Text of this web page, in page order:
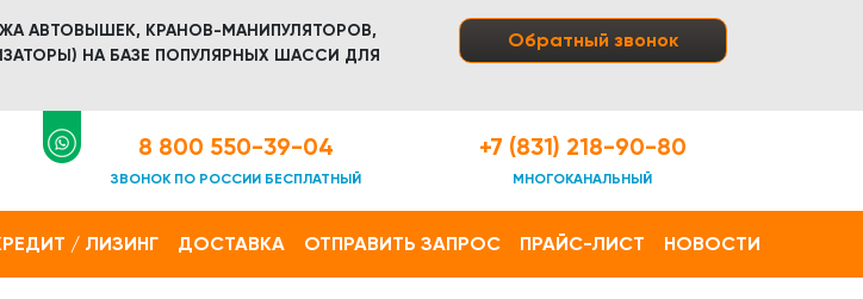
АВТОВЫШЕК, КРАНОВ-МАНИПУЛЯТОРОВ,
НА БАЗЕ ПОПУЛЯРНЫХ ШАССИ ДЛЯ
Обратный звонок
8 800 550-39-04
ЗВОНОК ПО РОССИИ БЕСПЛАТНЫЙ
+7 (831) 218-90-80
МНОГОКАНАЛЬНЫЙ
/ ЛИЗИНГ ДОСТАВКА ОТПРАВИТЬ ЗАПРОС ПРАЙС-ЛИСТ НОВОСТИ